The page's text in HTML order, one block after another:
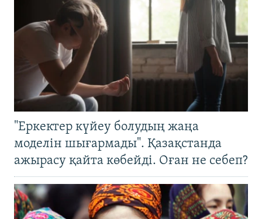
"Еркектер күйеу болудың жаңа
моделін шығармады". Қазақстанда
ажырасу қайта көбейді. Оған не себеп?